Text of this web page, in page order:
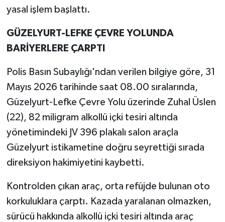
yasal işlem başlattı.
GÜZELYURT-LEFKE ÇEVRE YOLUNDA
BARİYERLERE ÇARPTI
Polis Basın Subaylığı'ndan verilen bilgiye göre, 31
Mayıs 2026 tarihinde saat 08.00 sıralarında,
Güzelyurt-Lefke Çevre Yolu üzerinde Zuhal Üslen
(22), 82 miligram alkollü içki tesiri altında
yönetimindeki JV 396 plakalı salon araçla
Güzelyurt istikametine doğru seyrettiği sırada
direksiyon hakimiyetini kaybetti.
Kontrolden çıkan araç, orta refüjde bulunan oto
korkuluklara çarptı. Kazada yaralanan olmazken,
sürücü hakkında alkollü içki tesiri altında araç